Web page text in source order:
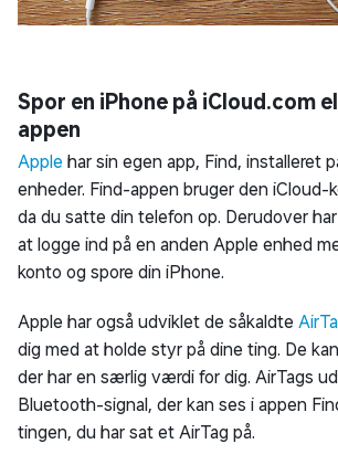
Spor en iPhone på iCloud.com
appen
Apple har sin egen app, Find, installeret
enheder. Find-appen bruger den iCloud-
da du satte din telefon op. Derudover
at logge ind på en anden Apple enhed
konto og spore din iPhone.
Apple har også udviklet de såkaldte
dig med at holde styr på dine ting. De
der har en særlig værdi for dig. AirTags
Bluetooth-signal, der kan ses i appen
tingen, du har sat et AirTag på.